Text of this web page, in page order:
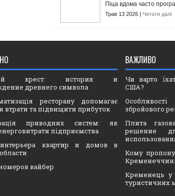
Піца вдома часто
Трав 13 2026 | Читати далі
крест: история и
древнего символа
ресторану допомагає
втрати та підвищити прибуток
приводних систем: як
підприємства
квартир и домов в
вайбер
ВАЖЛИВО
Чи варто
США?
збройового
Плита
решение
Кому
Кременець у
туристичних